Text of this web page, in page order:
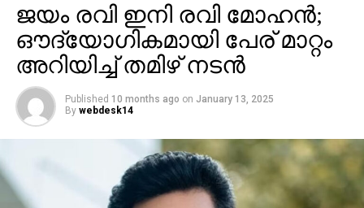
ജയം രവി ഇനി രവി മോഹൻ;
ഔദ്യോഗികമായി പേര് മാറ്റം
അറിയിച്ച് തമിഴ് നടന്‍
Published 10 months ago on January 13, 2025
By webdesk14